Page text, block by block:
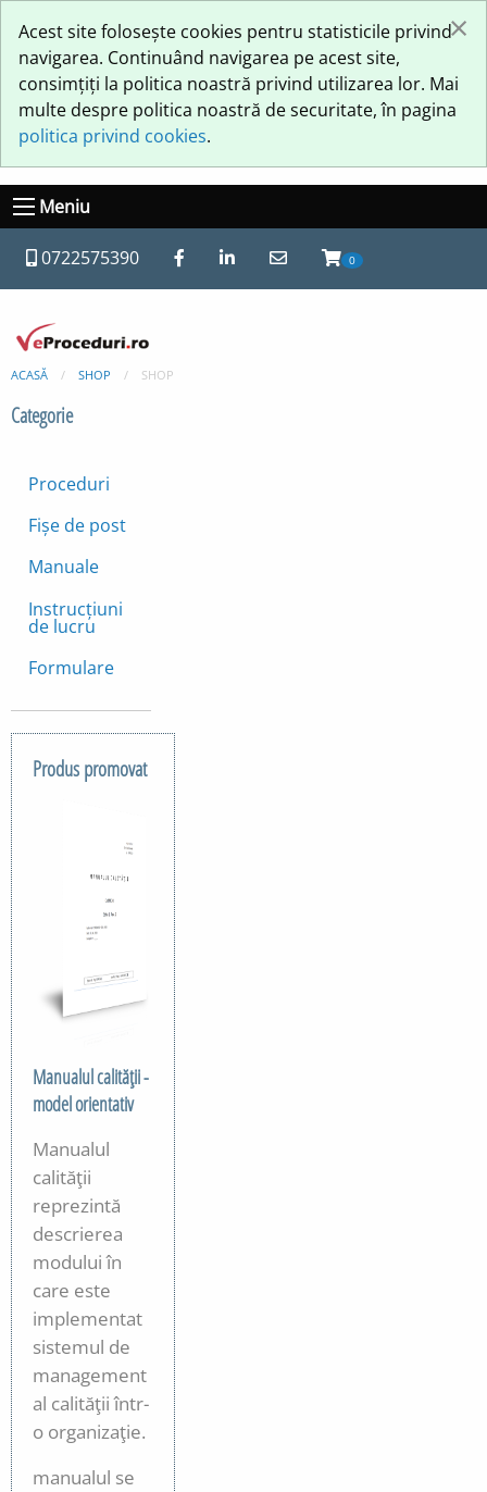
Acest site folosește cookies pentru statisticile privind
navigarea. Continuând navigarea pe acest site,
consimțiți la politica noastră privind utilizarea lor. Mai
multe despre politica noastră de securitate, în pagina
politica privind cookies.
×
Meniu
0722575390 0
ACASĂ SHOP SHOP
Categorie
Proceduri
Fișe de post
Manuale
Instrucțiuni
de lucru
Formulare
Produs promovat
Manualul calităţii -
model orientativ
Manualul
calităţii
reprezintă
descrierea
modului în
care este
implementat
sistemul de
management
al calităţii într-
o organizaţie.
manualul se